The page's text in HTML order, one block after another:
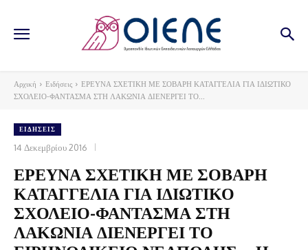
Αρχική Ειδήσεις
ΕΡΕΥΝΑ ΣΧΕΤΙΚΗ ΜΕ ΣΟΒΑΡΗ ΚΑΤΑΓΓΕΛΙΑ ΓΙΑ ΙΔΙΩΤΙΚΟ
ΣΧΟΛΕΙΟ-ΦΑΝΤΑΣΜΑ ΣΤΗ ΛΑΚΩΝΙΑ ΔΙΕΝΕΡΓΕΙ ΤΟ...
ΕΙΔΉΣΕΙΣ
14 Δεκεμβρίου 2016
ΕΡΕΥΝΑ ΣΧΕΤΙΚΗ ΜΕ ΣΟΒΑΡΗ
ΚΑΤΑΓΓΕΛΙΑ ΓΙΑ ΙΔΙΩΤΙΚΟ
ΣΧΟΛΕΙΟ-ΦΑΝΤΑΣΜΑ ΣΤΗ
ΛΑΚΩΝΙΑ ΔΙΕΝΕΡΓΕΙ ΤΟ